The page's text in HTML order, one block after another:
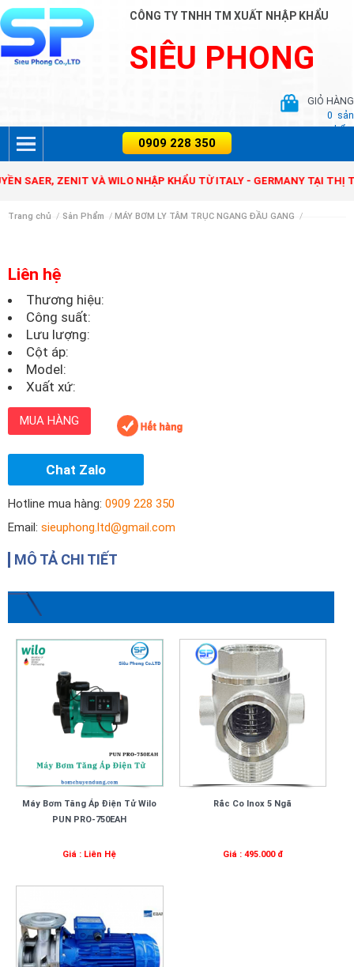
CÔNG TY TNHH TM XUẤT NHẬP KHẨU
SIÊU PHONG
GIỎ HÀNG
0 sản
phẩm
SAER, ZENIT VÀ WILO NHẬP KHẨU TỪ ITALY - GERMANY TẠI THỊ
Trang chủ / Sản Phẩm / MÁY BƠM LY TÂM TRỤC NGANG ĐẦU GANG /
Liên hệ
Thương hiệu:
Công suất:
Lưu lượng:
Cột áp:
Model:
Xuất xứ:
MUA HÀNG
Chat Zalo
Hotline mua hàng: 0909 228 350
Email: sieuphong.ltd@gmail.com
MÔ TẢ CHI TIẾT
Máy Bơm Tăng Áp Điện Tử Wilo
PUN PRO-750EAH
Giá : Liên Hệ
Rắc Co Inox 5 Ngã
Giá : 495.000 đ